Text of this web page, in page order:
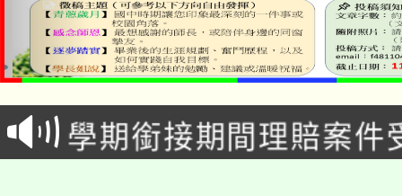
淨零綠生活教案入校路
會
115年食農教育專業人
程
學期銜接期間理賠案件
淨零綠領人才培育課程